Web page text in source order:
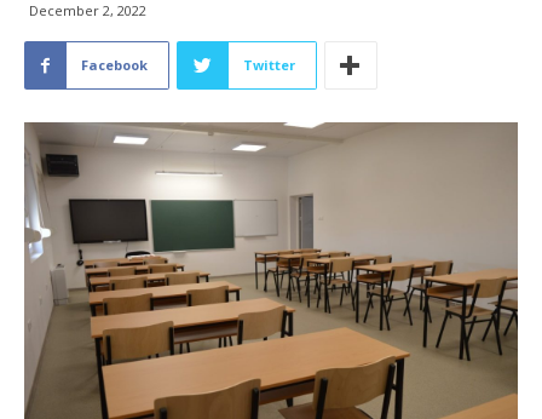
December 2, 2022
Facebook Twitter